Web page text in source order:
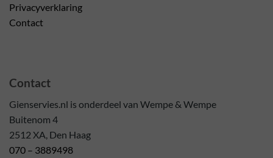
Privacyverklaring
Contact
Contact
Gienservies.nl is onderdeel van Wempe & Wempe
Buitenom 4
2512 XA, Den Haag
070 – 3889498